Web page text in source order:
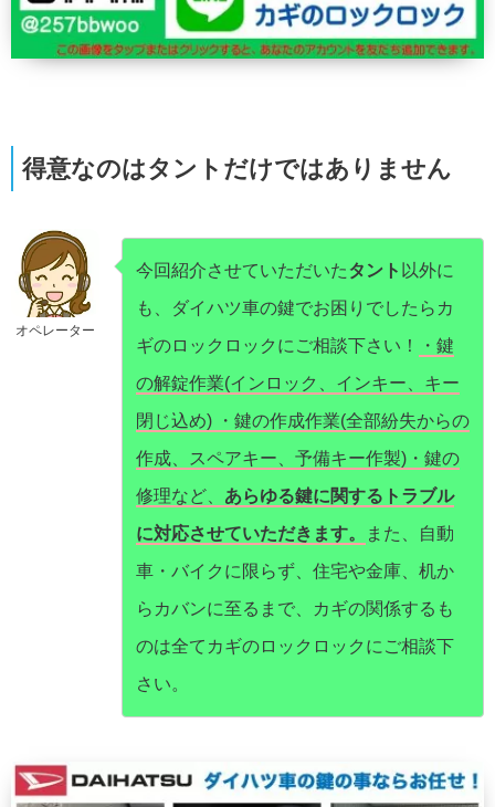
得意なのはタントだけではありません
オペレーター
今回紹介させていただいたタント 以外に
も、ダイハツ車の鍵でお困りでしたらカ
ギのロックロックにご相談下さい！
・鍵
の解錠作業(インロック、インキー、キー
閉じ込め) ・鍵の作成作業(全部紛失からの
作成、スペアキー、予備キー作製)・鍵の
修理など、 あらゆる鍵に関するトラブル
に対応させていただきます。
また、自動
車・バイクに限らず、住宅や金庫、机か
らカバンに至るまで、カギの関係するも
のは全てカギのロックロックにご相談下
さい。